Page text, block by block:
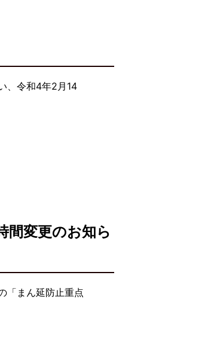
、令和4年2月14
間変更のお知ら
「まん延防止重点